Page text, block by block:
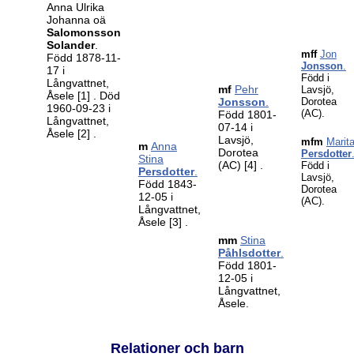
Anna Ulrika
Johanna oä
Salomonsson
Solander.
Född 1878-11-
17 i
Långvattnet,
Åsele [1]
. Död
1960-09-23 i
Långvattnet,
Åsele [2]
m Anna
Stina
Persdotter.
Född 1843-
12-05 i
Långvattnet,
Åsele [3]
mf Pehr
Jonsson
Född 1801-
07-14 i
Lavsjö,
Dorotea
(AC) [4]
mff Jon
Jonsson.
Född i
Lavsjö,
Dorotea
(AC).
mfm Marita
Persdotter.
Född i
Lavsjö,
Dorotea
(AC).
mm Stina
Påhlsdotter.
Född 1801-
12-05 i
Långvattnet,
Åsele.
Relationer och barn